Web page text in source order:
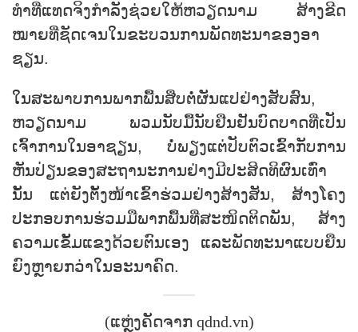
ທຳທີ່ແທດຈິງກຳລັງຊ່ວຍໃຫ້ຫວຽດນາມ ສ້າງຂີດ
ໝາຍທີ່ຊັດເຈນໃນຂະບວນການພັດທະນາຂອງອາ
ຊຽນ.
ໃນສະພາບການພາກພື້ນສືບຕໍ່ຜັນແປຢ່າງສັບສົນ,
ຫວຽດນາມ ພວມນັບມື້ນັບຢືນຢັນບົດບາດທີ່ເປັນ
ເຈົ້າການໃນອາຊຽນ, ບໍ່ພຽງແຕ່ປັບຕົວເຂົ້າກັບການ
ຫັນປ່ຽນຂອງສະຖານະການຢ່າງມີປະສິດທິຜົນເທົ່າ
ນັ້ນ ແຕ່ຍັງຕັ້ງໜ້າເຂົ້າຮ່ວມຢ່າງສ້າງສັນ, ສ້າງໂຄງ
ປະກອບການຮ່ວມມືພາກພື້ນທີ່ສະໜິດຕິດພັນ, ສ້າງ
ຄວາມເຂັ້ມແຂງດ້ວຍຕົນເອງ ແລະພັດທະນາແບບຍືນ
ຍົງຫຼາຍກວ່າໃນອະນາຄົດ.
(ແຫຼ່ງຄັດຈາກ qdnd.vn)